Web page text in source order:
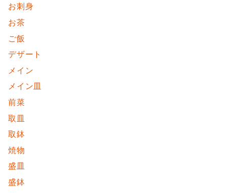
お刺身
お茶
ご飯
デザート
メイン
メイン皿
前菜
取皿
取鉢
焼物
盛皿
盛鉢